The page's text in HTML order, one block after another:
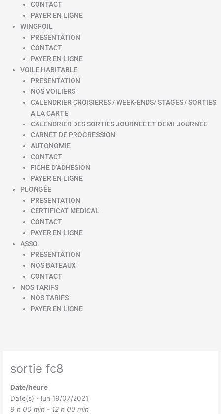
CONTACT
PAYER EN LIGNE
WINGFOIL
PRESENTATION
CONTACT
PAYER EN LIGNE
VOILE HABITABLE
PRESENTATION
NOS VOILIERS
CALENDRIER CROISIERES / WEEK-ENDS/ STAGES / SORTIES
A LA CARTE
CALENDRIER DES SORTIES JOURNEE ET DEMI-JOURNEE
CARNET DE PROGRESSION
AUTONOMIE
CONTACT
FICHE D’ADHESION
PAYER EN LIGNE
PLONGÉE
PRESENTATION
CERTIFICAT MEDICAL
CONTACT
PAYER EN LIGNE
ASSO
PRESENTATION
NOS BATEAUX
CONTACT
NOS TARIFS
NOS TARIFS
PAYER EN LIGNE
sortie fc8
Date/heure
Date(s) - lun 19/07/2021
9 h 00 min - 12 h 00 min